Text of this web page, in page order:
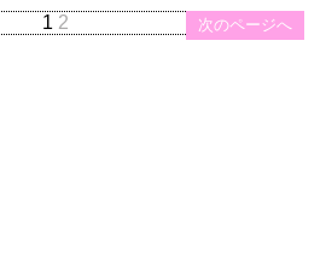
次のページへ
1 2